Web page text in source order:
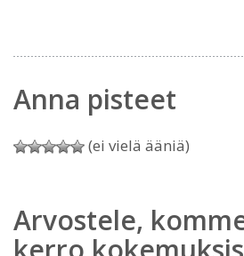
Anna pisteet
(ei vielä ääniä)
Arvostele,